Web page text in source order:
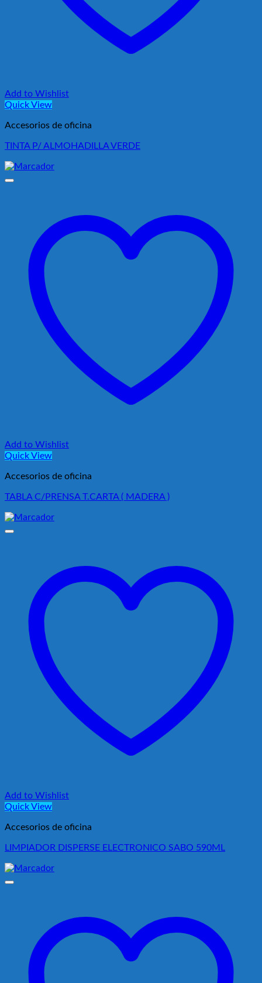
Add to Wishlist
Quick View
Accesorios de oficina
TINTA P/ ALMOHADILLA VERDE
Add to Wishlist
Quick View
Accesorios de oficina
TABLA C/PRENSA T.CARTA ( MADERA )
Add to Wishlist
Quick View
Accesorios de oficina
LIMPIADOR DISPERSE ELECTRONICO SABO 590ML